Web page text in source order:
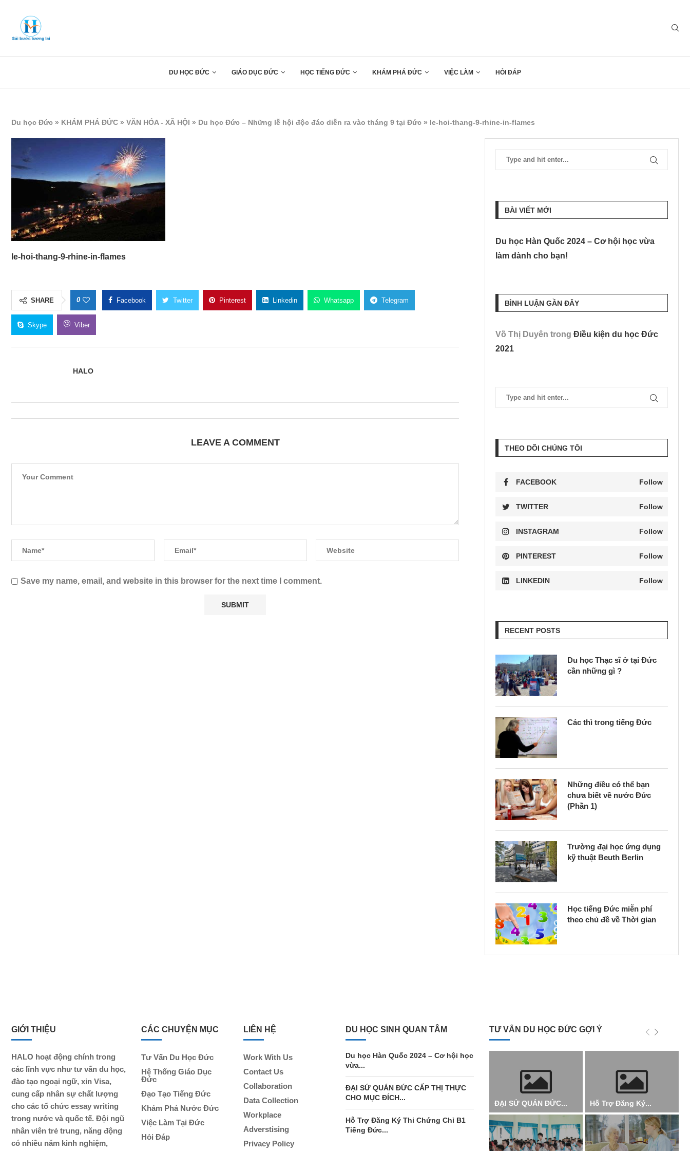
DU HỌC ĐỨC GIÁO DỤC ĐỨC HỌC TIẾNG ĐỨC KHÁM PHÁ ĐỨC VIỆC LÀM HỎI ĐÁP
Du học Đức » KHÁM PHÁ ĐỨC » VĂN HÓA - XÃ HỘI » Du học Đức – Những lễ hội độc đáo diễn ra vào tháng 9 tại Đức » le-hoi-thang-9-rhine-in-flames
le-hoi-thang-9-rhine-in-flames
SHARE 0 Facebook Twitter Pinterest Linkedin Whatsapp Telegram
Skype Viber
HALO
LEAVE A COMMENT
Save my name, email, and website in this browser for the next time I comment.
BÀI VIẾT MỚI
Du học Hàn Quốc 2024 – Cơ hội học vừa
làm dành cho bạn!
BÌNH LUẬN GẦN ĐÂY
Võ Thị Duyên trongĐiều kiện du học Đức
2021
THEO DÕI CHÚNG TÔI
FACEBOOK Follow
TWITTER Follow
INSTAGRAM Follow
PINTEREST Follow
LINKEDIN Follow
RECENT POSTS
Du học Thạc sĩ ở tại Đức
cần những gì ?
Các thì trong tiếng Đức
Những điều có thể bạn
chưa biết về nước Đức
(Phần 1)
Trường đại học ứng dụng
kỹ thuật Beuth Berlin
Học tiếng Đức miễn phí
theo chủ đề về Thời gian
GIỚI THIỆU
HALO hoạt động chính trong
các lĩnh vực như tư vấn du học,
đào tạo ngoại ngữ, xin Visa,
cung cấp nhân sự chất lượng
cho các tổ chức essay writing
trong nước và quốc tế. Đội ngũ
nhân viên trẻ trung, năng động
có nhiều năm kinh nghiệm,
CÁC CHUYỆN MỤC
Tư Vấn Du Học Đức
Hệ Thống Giáo Dục
Đức
Đạo Tạo Tiếng Đức
Khám Phá Nước Đức
Việc Làm Tại Đức
Hỏi Đáp
LIÊN HỆ
Work With Us
Contact Us
Collaboration
Data Collection
Workplace
Adverstising
Privacy Policy
DU HỌC SINH QUAN TÂM
Du học Hàn Quốc 2024 – Cơ hội học
vừa...
ĐẠI SỨ QUÁN ĐỨC CẤP THỊ THỰC
CHO MỤC ĐÍCH...
Hỗ Trợ Đăng Ký Thi Chứng Chỉ B1
Tiếng Đức...
TƯ VẤN DU HỌC ĐỨC GỢI Ý
ĐẠI SỨ QUÁN ĐỨC... Hỗ Trợ Đăng Ký...